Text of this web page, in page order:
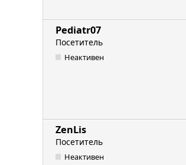
Pediatr07
Посетитель
Неактивен
ZenLis
Посетитель
Неактивен